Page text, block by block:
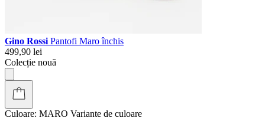
Gino Rossi Pantofi Maro închis
499,90 lei
Colecție nouă
Culoare: MARO Variante de culoare